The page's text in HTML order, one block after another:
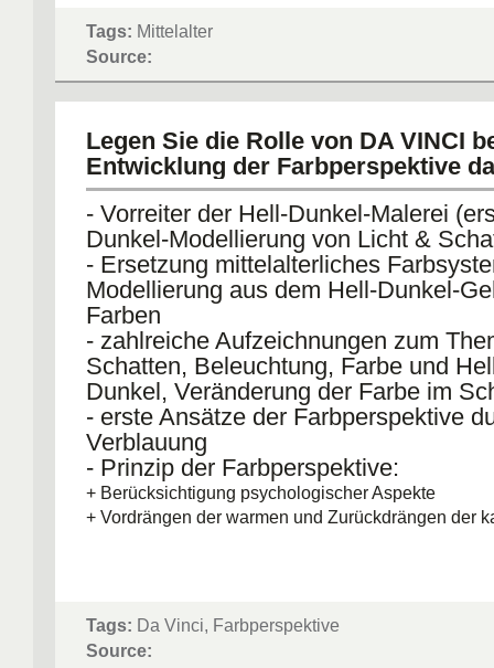
Tags: Mittelalter
Source:
Legen Sie die Rolle von DA VINCI
Entwicklung der Farbperspektive
- Vorreiter der Hell-Dunkel-Malerei
Dunkel-Modellierung von Licht &
- Ersetzung mittelalterliches
Modellierung aus dem Hell-Dunkel-
Farben
- zahlreiche Aufzeichnungen zum
Schatten, Beleuchtung, Farbe und
Dunkel, Veränderung der Farbe im
- erste Ansätze der Farbperspektive
Verblauung
- Prinzip der Farbperspektive:
+ Berücksichtigung psychologischer Aspekte
+ Vordrängen der warmen und Zurückdrängen der
Tags: Da Vinci, Farbperspektive
Source: